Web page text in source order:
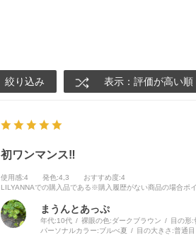
絞り込み 表示：評価が高い順
初ワンマンス‼️
使用感:4 発色:4,3 おすすめ度:4
LILYANNAでの購入品である※購入履歴がない商品の場合ポ
まうんとあっぷ
年代:10代 裸眼の色:ダークブラウン 目の形:
パーソナルカラー:ブルべ夏 目の大きさ:普通目